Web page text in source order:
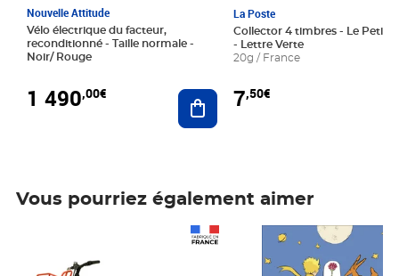
Nouvelle Attitude
Vélo électrique du facteur,
reconditionné - Taille normale -
Noir/ Rouge
1 490,00€ Ajouter au panier
La Poste
Collector 4 timbres - Le Petit
- Lettre Verte
20g / France
7,50€
Vous pourriez également aimer
Prix 7,50€